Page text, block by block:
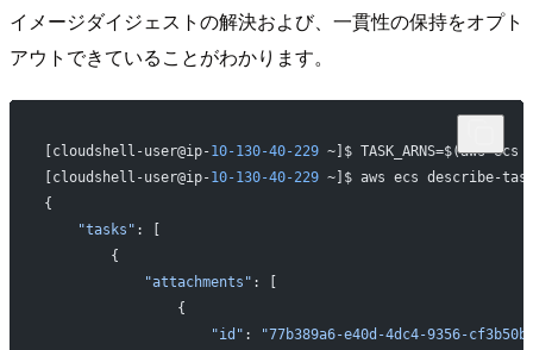
イメージダイジェストの解決および、一貫性の保持をオプト
アウトできていることがわかります。
[cloudshell-user@ip-10-130-40-229 ~]$ TASK_ARNS=$(aws
[cloudshell-user@ip-10-130-40-229 ~]$ aws ecs describe-
{
   "tasks"
: [
       {
           "attachments"
: [
               {
                   "id"
:
"77b389a6-e40d-4dc4-9356-